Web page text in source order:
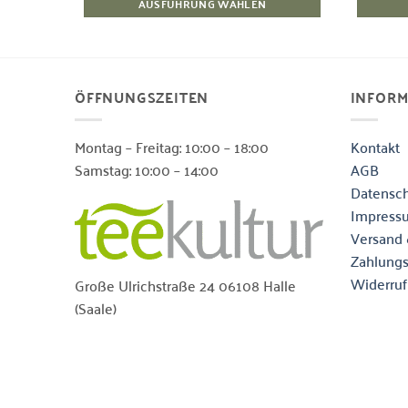
mehrere
Varianten
Die
Optionen
können
auf
der
Produktseite
gewählt
werden
ÖFFNUNGSZEITEN
Montag – Freitag: 10:00 – 18:00
Samstag: 10:00 – 14:00
Große Ulrichstraße 24 06108 Halle
(Saale)
Kontakt
AGB
Widerruf